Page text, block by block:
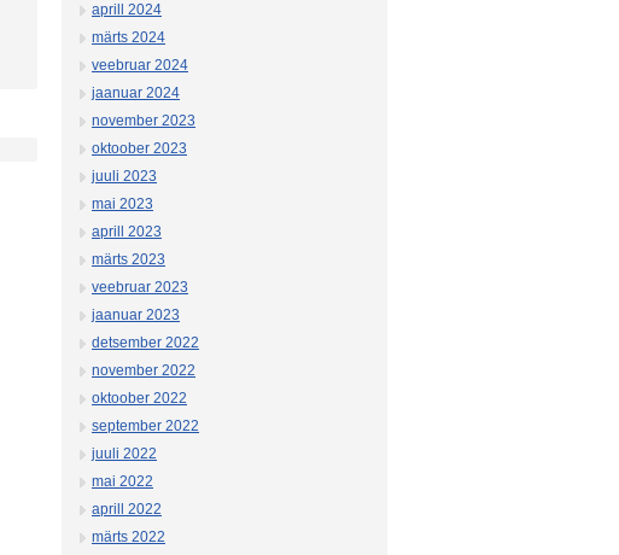
aprill 2024
märts 2024
veebruar 2024
jaanuar 2024
november 2023
oktoober 2023
juuli 2023
mai 2023
aprill 2023
märts 2023
veebruar 2023
jaanuar 2023
detsember 2022
november 2022
oktoober 2022
september 2022
juuli 2022
mai 2022
aprill 2022
märts 2022